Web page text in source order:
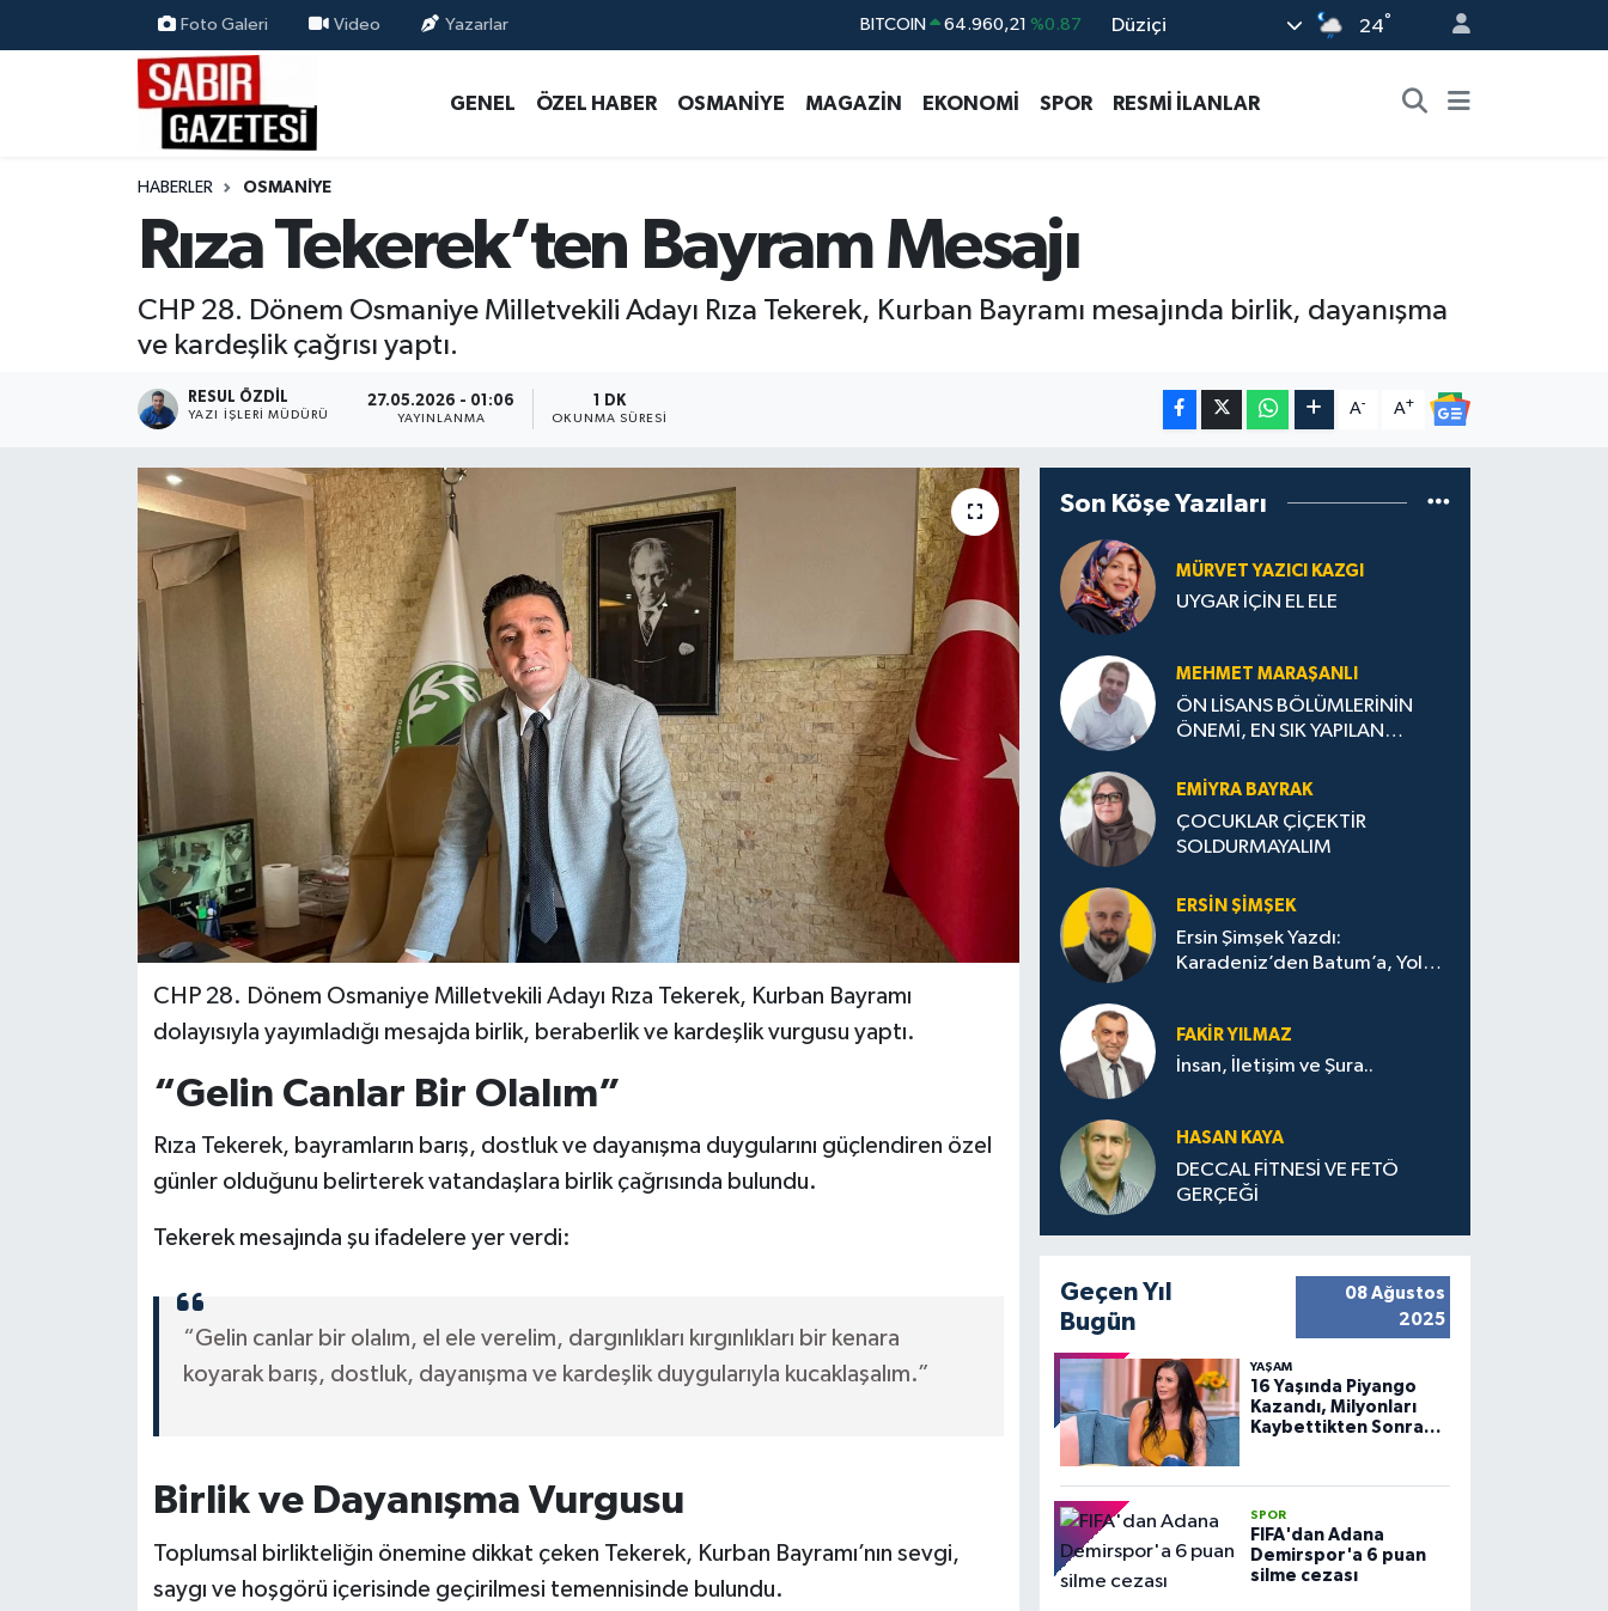
Foto Galeri Video Yazarlar DOLAR 47,7436 %0.18
STERLİN 64,4811 %0.38
BITCOIN 64.960,21 %0.87
Düziçi 24°
GENEL ÖZEL HABER OSMANİYE MAGAZİN EKONOMİ SPOR RESMİ İLANLAR
HABERLER OSMANIYE
Rıza Tekerek’ten Bayram Mesajı
CHP 28. Dönem Osmaniye Milletvekili Adayı Rıza Tekerek, Kurban Bayramı mesajında birlik, dayanışma
ve kardeşlik çağrısı yaptı.
RESUL ÖZDIL
YAZI İŞLERI MÜDÜRÜ
27.05.2026 - 01:06
YAYINLANMA
1 DK
OKUNMA SÜRESI
A- A+
CHP 28. Dönem Osmaniye Milletvekili Adayı Rıza Tekerek, Kurban Bayramı
dolayısıyla yayımladığı mesajda birlik, beraberlik ve kardeşlik vurgusu yaptı.
“Gelin Canlar Bir Olalım”
Rıza Tekerek, bayramların barış, dostluk ve dayanışma duygularını güçlendiren özel
günler olduğunu belirterek vatandaşlara birlik çağrısında bulundu.
Tekerek mesajında şu ifadelere yer verdi:
“Gelin canlar bir olalım, el ele verelim, dargınlıkları kırgınlıkları bir kenara
koyarak barış, dostluk, dayanışma ve kardeşlik duygularıyla kucaklaşalım.”
Birlik ve Dayanışma Vurgusu
Toplumsal birlikteliğin önemine dikkat çeken Tekerek, Kurban Bayramı’nın sevgi,
saygı ve hoşgörü içerisinde geçirilmesi temennisinde bulundu.
Son Köşe Yazıları
MÜRVET YAZICI KAZGI
UYGAR İÇİN EL ELE
MEHMET MARAŞANLI
ÖN LİSANS BÖLÜMLERİNİN
ÖNEMİ, EN SIK YAPILAN
STRATEJİLERİ
EMIYRA BAYRAK
ÇOCUKLAR ÇİÇEKTİR
SOLDURMAYALIM
ERSIN ŞIMŞEK
Ersin Şimşek Yazdı:
Karadeniz’den Batum’a, Yolun
FAKIR YILMAZ
İnsan, İletişim ve Şura..
HASAN KAYA
DECCAL FİTNESİ VE FETÖ
GERÇEĞİ
Geçen Yıl
Bugün
08 Ağustos
2025
YAŞAM
16 Yaşında Piyango
Kazandı, Milyonları
Kaybettikten Sonra
SPOR
FIFA'dan Adana
Demirspor'a 6 puan
silme cezası
ÖZEL HABER
MAGAZİN
Osmaniye Nöbetçi Eczaneler
Osmaniye Hava Durumu
Süper Lig Puan Durumu ve Fikstür
Tüm Manşetler
Son Dakika Haberleri